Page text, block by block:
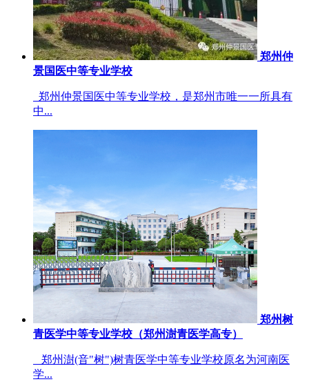
郑州仲
景国医中等专业学校
郑州仲景国医中等专业学校，是郑州市唯一一所具有
中...
郑州树
青医学中等专业学校（郑州澍青医学高专）
郑州澍(音"树")树青医学中等专业学校原名为河南医
学...